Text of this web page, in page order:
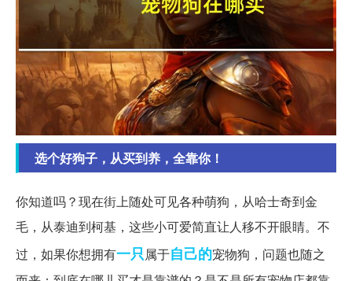
选个好狗子，从买到养，全靠你！
你知道吗？现在街上随处可见各种萌狗，从哈士奇到金
毛，从泰迪到柯基，这些小可爱简直让人移不开眼睛。不
过，如果你想拥有一只属于自己的宠物狗，问题也随之